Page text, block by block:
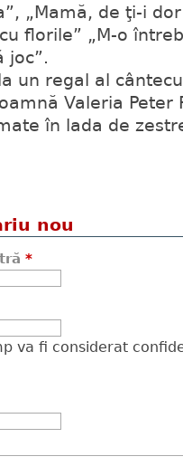
„Mamă, de ţi-i
florile” „M-o
joc”.
un regal al
Valeria Peter
în lada de
nou
*
va fi considerat